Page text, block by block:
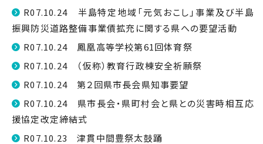
R07.10.24 半島特定地域「元気おこし」事業及び半島
振興防災道路整備事業債拡充に関する県への要望活動
R07.10.24 鳳凰高等学校第61回体育祭
R07.10.24 （仮称）教育行政棟安全祈願祭
R07.10.24 第２回県市長会県知事要望
R07.10.24 県市長会・県町村会と県との災害時相互応
援協定改定締結式
R07.10.23 津貫中間豊祭太鼓踊